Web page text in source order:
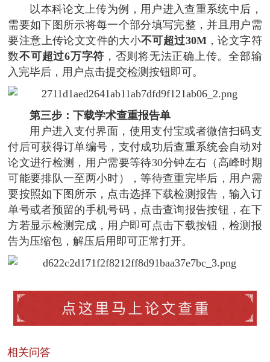
以本科论文上传为例，用户进入查重系统中后，
需要如下图所示将每一个部分填写完整，并且用户需
要注意上传论文文件的大小不可超过30M，论文字符
数不可超过6万字符 ，否则将无法正确上传。全部输
入完毕后，用户点击提交检测按钮即可。
第三步：下载学术查重报告单
用户进入支付界面，使用支付宝或者微信扫码支
付后可获得订单编号，支付成功后查重系统会自动对
论文进行检测，用户需要等待30分钟左右（高峰时期
可能要排队一至两小时），等待查重完毕后，用户需
要按照如下图所示，点击选择下载检测报告，输入订
单号或者预留的手机号码，点击查询报告按钮，在下
方若显示检测完成，用户即可点击下载按钮，检测报
告为压缩包，解压后用即可正常打开。
相关问答